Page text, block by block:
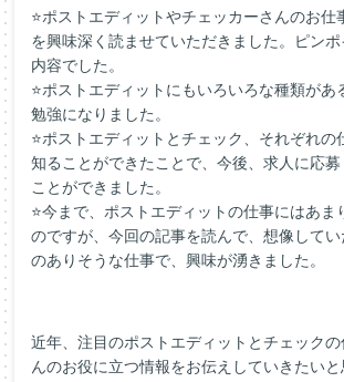
⭐ポストエディットやチェッカーさんのお仕
を興味深く読ませていただきました。
ピン
内容でした。
⭐ポストエディットにもいろいろな種類があ
勉強になりました。
⭐ポストエディットとチェック、それぞれの
知ることができたことで、今後、求人に応
ことができました。
⭐今まで、ポストエディットの仕事にはあま
のですが、今回の記事を読んで、想像して
のありそうな仕事で、興味が湧きました。
近年、注目のポストエディットとチェック
んのお役に立つ情報をお伝えしていきたいと